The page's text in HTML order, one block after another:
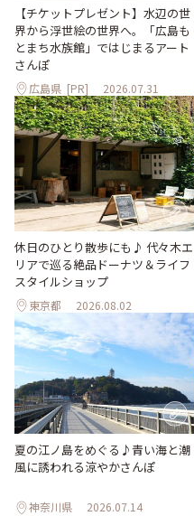
【チケットプレゼント】水辺の世
界から浮世絵の世界へ。「広島も
とまち水族館」ではじまるアート
さんぽ
広島県 [PR] 2026.07.31
休日のひとり散歩にも♪ 代々木エ
リアで巡る絶品ドーナツ＆ライフ
スタイルショップ
東京都 2026.08.02
夏の江ノ島をめぐる♪青い海と潮
風に誘われる涼やかさんぽ
神奈川県 2026.07.14